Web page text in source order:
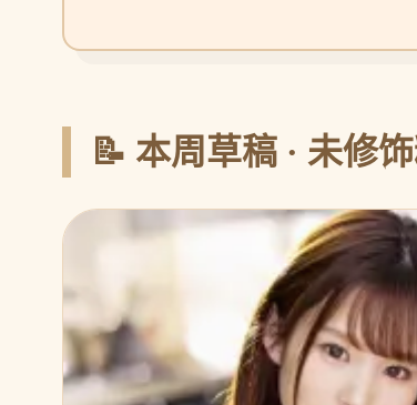
📝 本周草稿 · 未修